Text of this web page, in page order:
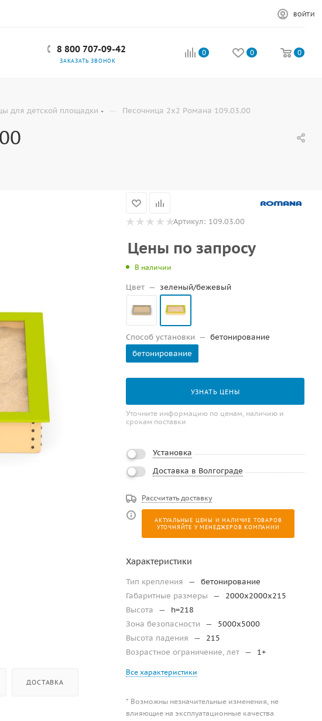
ВОЙТИ
8 800 707-09-42
ЗАКАЗАТЬ ЗВОНОК
0 0 0
для детской площадки — Песочница 2х2 Романа 109.03.00
ДОСТАВКА
Артикул: 109.03.00
Цены по запросу
В наличии
Цвет — зеленый/бежевый
Способ установки — бетонирование
бетонирование
УЗНАТЬ ЦЕНЫ
Уточните информацию по ценам, наличию и
срокам поставки
Установка
Доставка в Волгограде
Рассчитать доставку
АКТУАЛЬНЫЕ ЦЕНЫ И НАЛИЧИЕ ТОВАРОВ
УТОЧНЯЙТЕ У МЕНЕДЖЕРОВ КОМПАНИИ
Характеристики
Тип крепления —
бетонирование
Габаритные размеры
—
2000x2000x215
Высота
—
h=218
Зона безопасности
—
5000х5000
Высота падения
—
215
Возрастное ограничение, лет — 1+
Все характеристики
* Возможны незначительные изменения, не
влияющие на эксплуатационные качества